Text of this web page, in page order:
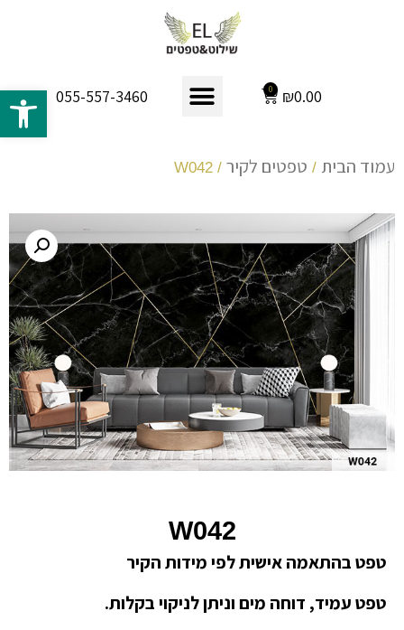
₪0.00
0
055-557-3460
עמוד הבית / טפטים לקיר / W042
W042
טפט בהתאמה אישית לפי מידות הקיר
טפט עמיד, דוחה מים וניתן לניקוי בקלות.